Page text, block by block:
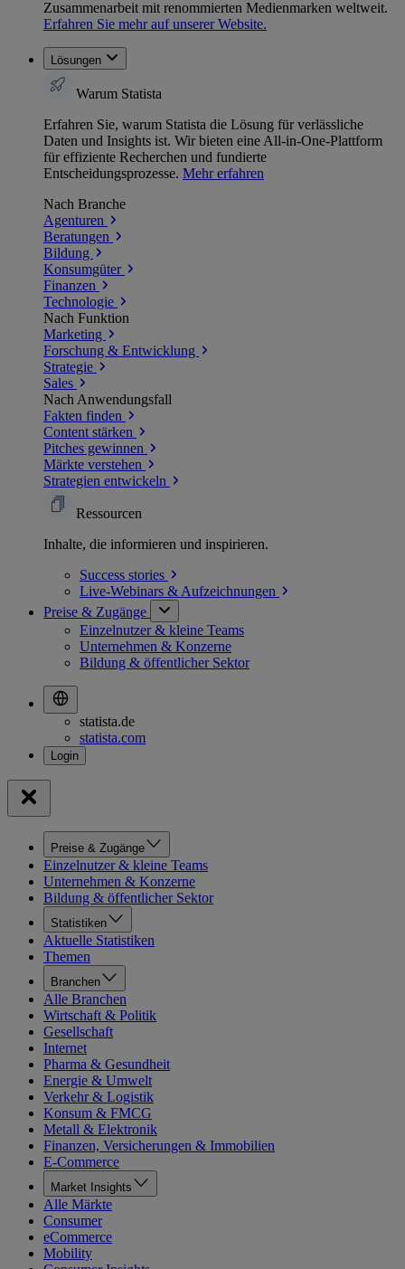
Zusammenarbeit mit renommierten Medienmarken weltweit.
Erfahren Sie mehr auf unserer Website.
Lösungen
Warum Statista
Erfahren Sie, warum Statista die Lösung für verlässliche
Daten und Insights ist. Wir bieten eine All-in-One-Plattform
für effiziente Recherchen und fundierte
Entscheidungsprozesse. Mehr erfahren
Nach Branche
Agenturen
Beratungen
Bildung
Konsumgüter
Finanzen
Technologie
Nach Funktion
Marketing
Forschung & Entwicklung
Strategie
Sales
Nach Anwendungsfall
Fakten finden
Content stärken
Pitches gewinnen
Märkte verstehen
Strategien entwickeln
Ressourcen
Inhalte, die informieren und inspirieren.
Success stories
Live-Webinars & Aufzeichnungen
Preise & Zugänge
Einzelnutzer & kleine Teams
Unternehmen & Konzerne
Bildung & öffentlicher Sektor
statista.de
statista.com
Preise & Zugänge
Einzelnutzer & kleine Teams
Unternehmen & Konzerne
Bildung & öffentlicher Sektor
Statistiken
Aktuelle Statistiken
Themen
Branchen
Alle Branchen
Wirtschaft & Politik
Gesellschaft
Internet
Pharma & Gesundheit
Energie & Umwelt
Verkehr & Logistik
Konsum & FMCG
Metall & Elektronik
Finanzen, Versicherungen & Immobilien
E-Commerce
Market Insights
Alle Märkte
Consumer
eCommerce
Mobility